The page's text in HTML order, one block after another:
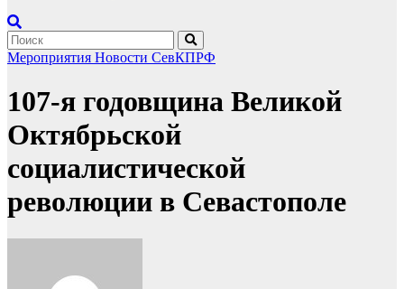
Мероприятия Новости СевКПРФ
107-я годовщина Великой
Октябрьской
социалистической
революции в Севастополе